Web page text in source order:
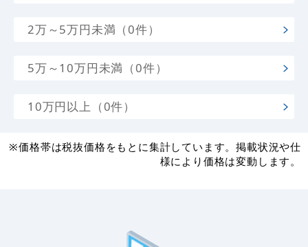
2万～5万円未満（0件）
5万～10万円未満（0件）
10万円以上（0件）
※価格帯は税抜価格をもとに集計しています。掲載状況や仕
様により価格は変動します。